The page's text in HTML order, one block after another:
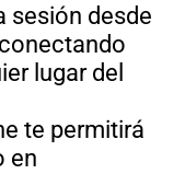
sesión desde
lugar del
te permitirá
en